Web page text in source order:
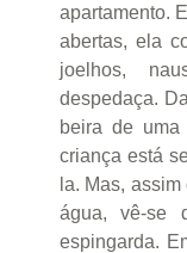
apartamento.
abertas, ela
joelhos,
despedaça.
beira de
criança está
la. Mas,
água, vê-se
espingarda.